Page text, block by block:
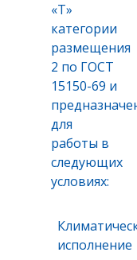
«Т»
категории
размещения
2 по ГОСТ
15150-69 и
для
работы в
следующих
условиях:
исполнение